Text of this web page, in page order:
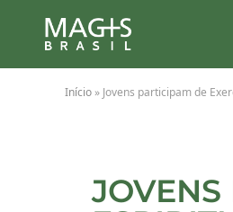
Início » Jovens participam de
JOVENS